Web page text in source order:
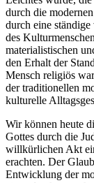
durch die
durch eine
des
materialistischen
den Erhalt der
Mensch religiös
der traditionellen
kulturelle
Wir können heute
Gottes durch die
willkürlichen Akt
erachten. Der
Entwicklung der